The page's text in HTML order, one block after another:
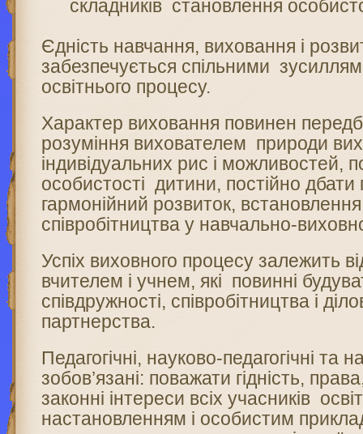
складників становлення
Єдність навчання, виховання і
забезпечується спільними
освітнього процесу.
Характер виховання повинен
розуміння вихователем природи
індивідуальних рис і можливостей,
особистості дитини, постійно дбати
гармонійний розвиток,
співробітництва у навчально-
Успіх виховного процесу залежить
вчителем і учнем, які повинні
співдружності, співробітництва і
партнерства.
Педагогічні, науково-педагогічні та
зобов’язані: поважати гідність,
законні інтереси всіх учасників
настановленням і особистим